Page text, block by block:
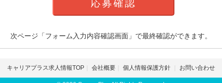
次ページ「フォーム入力内容確認画面」で最終確認ができます。
キャリアプラス求人情報TOP 会社概要 個人情報保護方針 お問い合わせ